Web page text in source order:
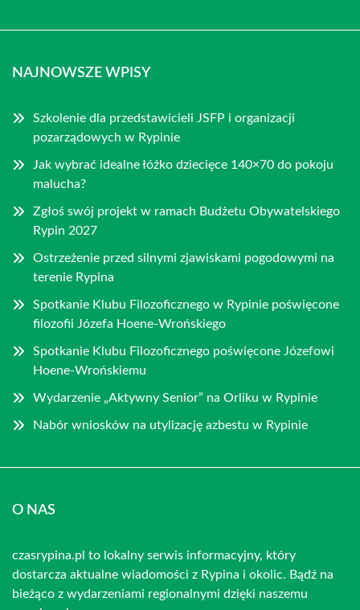
NAJNOWSZE WPISY
Szkolenie dla przedstawicieli JSFP i organizacji
pozarządowych w Rypinie
Jak wybrać idealne łóżko dziecięce 140×70 do pokoju
malucha?
Zgłoś swój projekt w ramach Budżetu Obywatelskiego
Rypin 2027
Ostrzeżenie przed silnymi zjawiskami pogodowymi na
terenie Rypina
Spotkanie Klubu Filozoficznego w Rypinie poświęcone
filozofii Józefa Hoene-Wrońskiego
Spotkanie Klubu Filozoficznego poświęcone Józefowi
Hoene-Wrońskiemu
Wydarzenie „Aktywny Senior” na Orliku w Rypinie
Nabór wniosków na utylizację azbestu w Rypinie
O NAS
czasrypina.pl to lokalny serwis informacyjny, który
dostarcza aktualne wiadomości z Rypina i okolic. Bądź na
bieżąco z wydarzeniami regionalnymi dzięki naszemu